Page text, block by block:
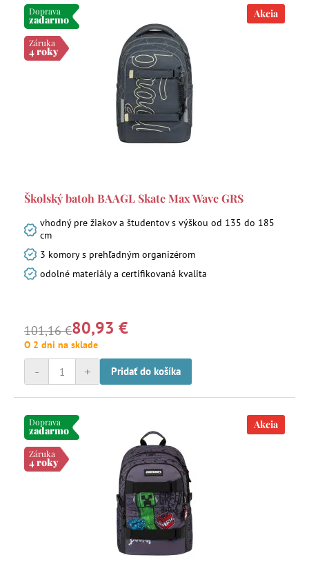
Doprava
zadarmo
Záruka
4 roky
Akcia
Školský batoh BAAGL Skate Max Wave GRS
vhodný pre žiakov a študentov s výškou od 135 do 185
cm
3 komory s prehľadným organizérom
odolné materiály a certifikovaná kvalita
101,16 €80,93 €
O 2 dni na sklade
+
- Pridať do košíka
Doprava
zadarmo
Záruka
4 roky
Akcia